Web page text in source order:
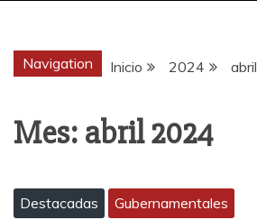
Navigation Inicio 2024 abril
Mes: abril 2024
Destacadas Gubernamentales